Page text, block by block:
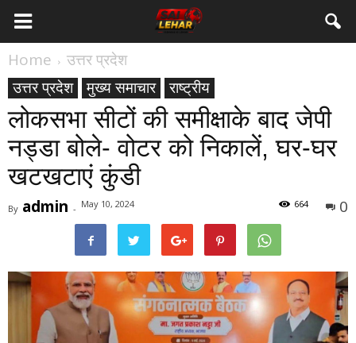
Home
उत्तर प्रदेश
उत्तर प्रदेश
मुख्य समाचार राष्ट्रीय
लोकसभा सीटों की समीक्षाके बाद जेपी
नड्डा बोले- वोटर को निकालें, घर-घर
खटखटाएं कुंडी
By admin - May 10, 2024 0
664